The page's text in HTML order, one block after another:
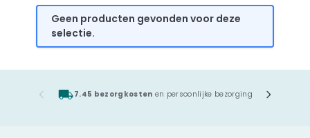
Geen producten gevonden voor deze
selectie.
7.45 bezorgkosten en persoonlijke bezorging